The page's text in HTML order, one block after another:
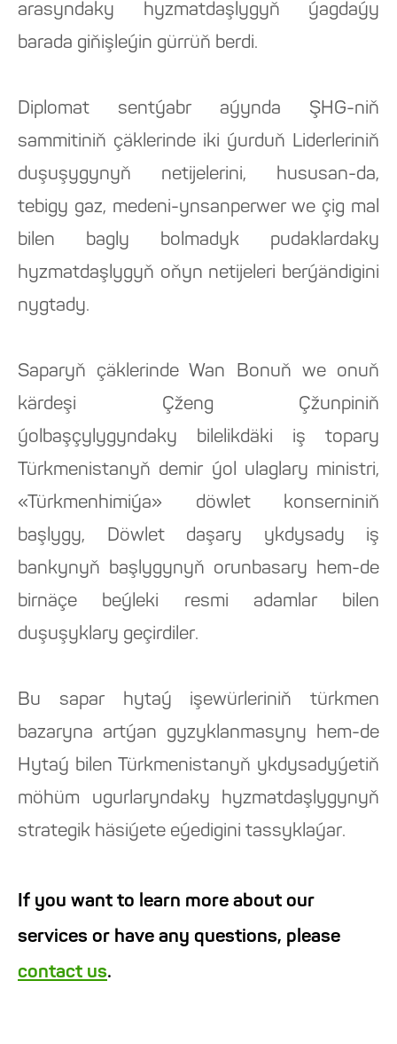
arasyndaky hyzmatdaşlygyň ýagdaýy
barada giňişleýin gürrüň berdi.
Diplomat sentýabr aýynda ŞHG-niň
sammitiniň çäklerinde iki ýurduň Liderleriniň
duşuşygynyň netijelerini, hususan-da,
tebigy gaz, medeni-ynsanperwer we çig mal
bilen bagly bolmadyk pudaklardaky
hyzmatdaşlygyň oňyn netijeleri berýändigini
nygtady.
Saparyň çäklerinde Wan Bonuň we onuň
kärdeşi Çženg Çžunpiniň
ýolbaşçylygyndaky bilelikdäki iş topary
Türkmenistanyň demir ýol ulaglary ministri,
«Türkmenhimiýa» döwlet konserniniň
başlygy, Döwlet daşary ykdysady iş
bankynyň başlygynyň orunbasary hem-de
birnäçe beýleki resmi adamlar bilen
duşuşyklary geçirdiler.
Bu sapar hytaý işewürleriniň türkmen
bazaryna artýan gyzyklanmasyny hem-de
Hytaý bilen Türkmenistanyň ykdysadyýetiň
möhüm ugurlaryndaky hyzmatdaşlygynyň
strategik häsiýete eýedigini tassyklaýar.
If you want to learn more about our
services or have any questions, please
contact us.